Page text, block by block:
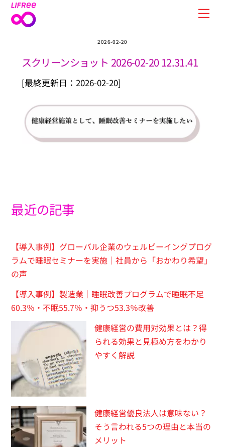
Skip
2026-02-20
スクリーンショット 2026-02-20 12.31.41
[最終更新日：2026-02-20]
最近の記事
【導入事例】グローバル企業のウェルビーイングプログ
ラムで睡眠セミナーを実施｜社員から「おかわり希望」
の声
【導入事例】製造業｜睡眠改善プログラムで睡眠不足
60.3％・不眠55.7％・抑うつ53.3％改善
健康経営の費用対効果とは？得
られる効果と見極め方をわかり
やすく解説
健康経営優良法人は意味ない？
そう言われる5つの理由と本当の
メリット